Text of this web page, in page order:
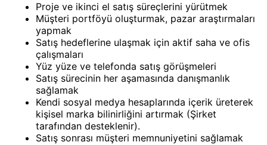
Proje ve ikinci el satış süreçlerini yürütmek
Müşteri portföyü oluşturmak, pazar araştırmaları
yapmak
Satış hedeflerine ulaşmak için aktif saha ve ofis
çalışmaları
Yüz yüze ve telefonda satış görüşmeleri
Satış sürecinin her aşamasında danışmanlık
sağlamak
Kendi sosyal medya hesaplarında içerik üreterek
kişisel marka bilinirliğini artırmak (Şirket
tarafından desteklenir).
Satış sonrası müşteri memnuniyetini sağlamak